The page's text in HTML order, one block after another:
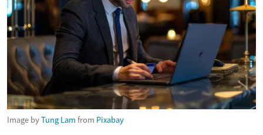
Image byTung Lam from Pixabay